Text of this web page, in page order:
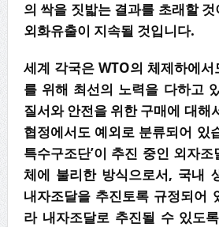
의 싹을 짓밟는 결과를 초래할
외화유출이 지속될 것입니다.
세계 각국은 WTO의 체제하에
를 위해 최선의 노력을 다하고
질서와 안전을 위한 구매에 대해
협정에서도 예외로 분류되어 있
특수구조단’이 추진 중인 외자
체에 불리한 방식으로서, 국내
내자조달을 추진토록 규정되어
라 내자조달로 추진될 수 있도